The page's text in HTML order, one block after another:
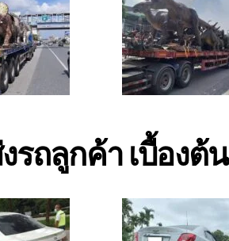
รถลูกค้า เบื้องต้น